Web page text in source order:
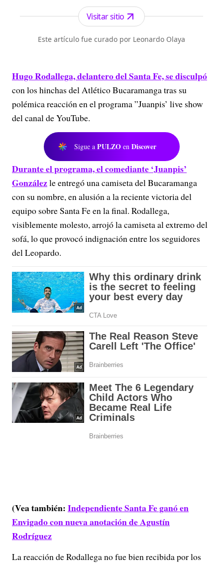
Visitar sitio
Este artículo fue curado por Leonardo Olaya
Hugo Rodallega, delantero del Santa Fe, se disculpó
con los hinchas del Atlético Bucaramanga tras su
polémica reacción en el programa ”Juanpis’ live show
del canal de YouTube.
Sigue a PULZO en Discover
Durante el programa, el comediante ‘Juanpis’
Gonzálezle entregó una camiseta del Bucaramanga
con su nombre, en alusión a la reciente victoria del
equipo sobre Santa Fe en la final. Rodallega,
visiblemente molesto, arrojó la camiseta al extremo del
sofá, lo que provocó indignación entre los seguidores
del Leopardo.
(Vea también:Independiente Santa Fe ganó en
Envigado con nueva anotación de Agustín
Rodríguez
La reacción de Rodallega no fue bien recibida por los